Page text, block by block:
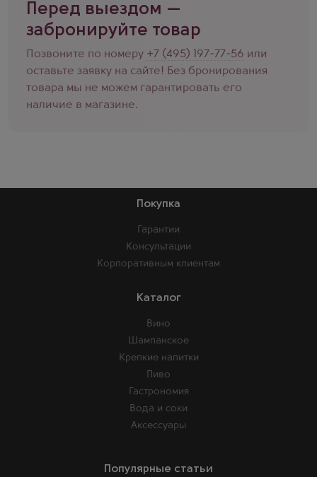
Перед выездом —
забронируйте товар
Позвоните по номеру +7 (495) 197-77-56 или
оставьте заявку на сайте! Без бронирования
товара мы не можем гарантировать его
наличие в магазине.
Покупка
Гарантии
Консультации
Корпоративным клиентам
Каталог
Вино
Шампанское
Крепкие напитки
Пиво
Гастрономия
Вода и соки
Аксессуары
Популярные статьи